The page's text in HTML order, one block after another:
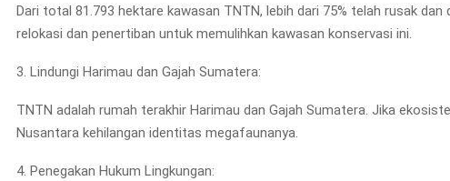
Dari total 81.793 hektare kawasan TNTN, lebih dari 75% telah rusak dan
relokasi dan penertiban untuk memulihkan kawasan konservasi ini.
3. Lindungi Harimau dan Gajah Sumatera:
TNTN adalah rumah terakhir Harimau dan Gajah Sumatera. Jika
Nusantara kehilangan identitas megafaunanya.
4. Penegakan Hukum Lingkungan: